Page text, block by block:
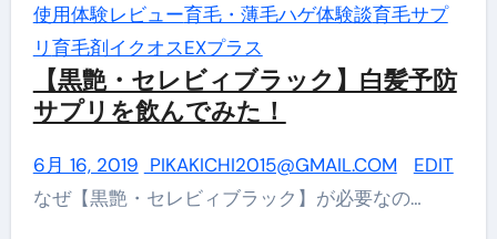
使用体験レビュー育毛・薄毛ハゲ体験談育毛サプ
リ育毛剤イクオスEXプラス
【黒艶・セレビィブラック】白髪予防
サプリを飲んでみた！
6月 16, 2019 PIKAKICHI2015@GMAIL.COM
EDIT
なぜ【黒艶・セレビィブラック】が必要なの…